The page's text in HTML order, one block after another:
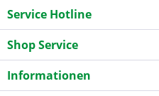
Service Hotline
Shop Service
Informationen